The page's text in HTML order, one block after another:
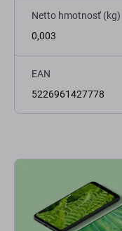
Netto hmotnosť (kg)
0,003
EAN
5226961427778